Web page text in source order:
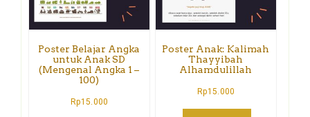
Poster Belajar Angka
untuk Anak SD
(Mengenal Angka 1 –
100)
Rp15.000
Poster Anak: Kalimah
Thayyibah
Alhamdulillah
Rp15.000